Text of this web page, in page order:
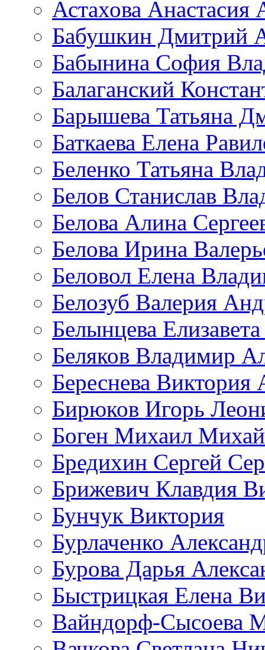
Астахова Анастасия
Бабушкин Дмитрий
Бабынина София
Балаганский
Барышева Татьяна
Баткаева Елена
Беленко Татьяна
Белов Станислав
Белова Алина
Белова Ирина
Беловол Елена
Белозуб Валерия
Белынцева
Беляков Владимир
Береснева Виктория
Бирюков Игорь
Боген Михаил
Бредихин Сергей
Брижевич Клавдия
Бунчук Виктория
Бурлаченко
Бурова Дарья
Быстрицкая Елена
Вайндорф-Сысоева